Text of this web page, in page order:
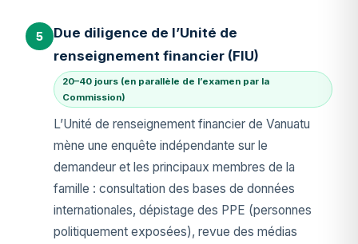
5
Due diligence de l’Unité de
renseignement financier (FIU)
20–40 jours (en parallèle de l’examen par la
Commission)
L’Unité de renseignement financier de Vanuatu
mène une enquête indépendante sur le
demandeur et les principaux membres de la
famille : consultation des bases de données
internationales, dépistage des PPE (personnes
politiquement exposées), revue des médias